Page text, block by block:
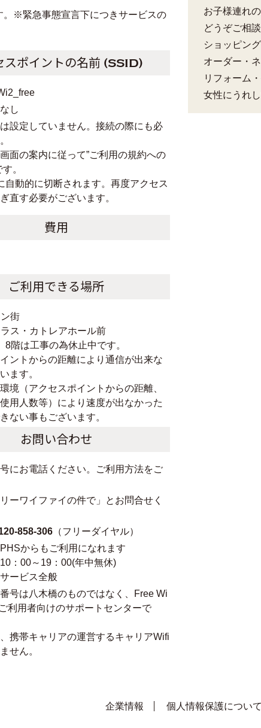
※緊急事態宣言下につきサービスの
スポイントの名前 (SSID)
し
設定していません。接続の際にも必
面の案内に従って”ご利用の規約への
。
動的に切断されます。再度アクセス
直す必要がございます。
費用
ご利用できる場所
街
ス・カトレアホール前
階は工事の為休止中です。
ントからの距離により通信が出来な
ます。
境（アクセスポイントからの距離、
用人数等）により速度が出なかった
ない事もございます。
お問い合わせ
にお電話ください。ご利用方法をご
リーワイファイの件で」とお問合せく
858-306 （フリーダイヤル）
からもご利用になれます
：00～19：00(年中無休)
ービス全般
号は八木橋のものではなく、Free Wi
利用者向けのサポートセンターで
携帯キャリアの運営するキャリアWifi
せん。
お子様連れ
どうぞご相
ショッピン
オーダー・
リフォーム
女性にうれ
企業情報 個人情報保護について